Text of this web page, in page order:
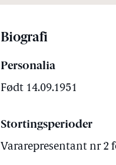
Biografi
Personalia
Født 14.09.1951
Stortingsperioder
Vararepresentant nr 2